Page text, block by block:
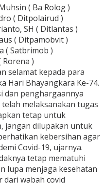
( Ba Rolog )
( Ditpolairud )
SH ( Ditlantas )
( Ditpamobvit )
( Satbrimob )
Rorena )
selamat kepada para
Hari Bhayangkara Ke-74.
dan penghargaannya
melaksanakan tugas
tetap untuk
jangan dilupakan untuk
kebersihan agar
Covid-19, ujarnya.
tetap mematuhi
lupa menjaga kesehatan
wabah covid